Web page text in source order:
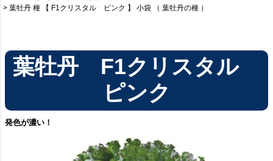
葉牡丹 種 【 F1クリスタル ピンク 】 小袋 （ 葉牡丹の種 ）
葉牡丹 F1クリスタル
ピンク
発色が濃い！